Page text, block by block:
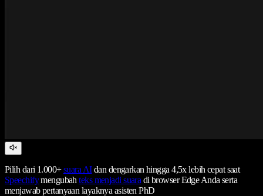
Pilih dari 1.000+suara AIdan dengarkan hingga 4,5x lebih cepat saat
Speechifymengubahteks menjadi suara di browser Edge Anda serta
menjawab pertanyaan layaknya asisten PhD